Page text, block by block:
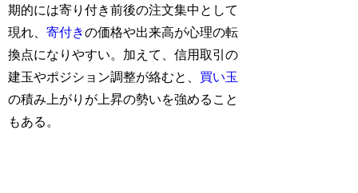
期的には寄り付き前後の注文集中として
現れ、寄付きの価格や出来高が心理の転
換点になりやすい。加えて、信用取引の
建玉やポジション調整が絡むと、 買い玉
の積み上がりが上昇の勢いを強めること
もある。